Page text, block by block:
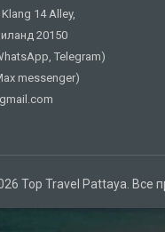
14 Alley,
20150
Telegram)
messenger)
Top Travel Pattaya. Все